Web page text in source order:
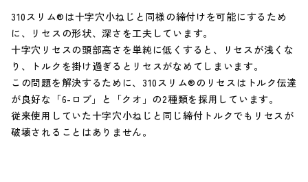
310スリム®は十字穴小ねじと同様の締付けを可能にするため
に、リセスの形状、深さを工夫しています。
十字穴リセスの頭部高さを単純に低くすると、リセスが浅くな
り、トルクを掛け過ぎるとリセスがなめてしまいます。
この問題を解決するために、310スリム®のリセスはトルク伝達
が良好な「6-ロブ」と「クオ」の2種類を採用しています。
従来使用していた十字穴小ねじと同じ締付トルクでもリセスが
破壊されることはありません。